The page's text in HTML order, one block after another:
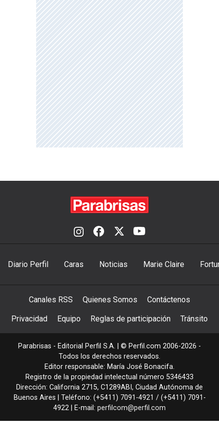
Diario Perfil Caras Noticias Marie Claire
Canales RSS Quienes Somos Contáctenos
Privacidad Equipo Reglas de participación Tránsito
Parabrisas - Editorial Perfil S.A. | © Perfil.com 2006-2026 -
Todos los derechos reservados.
Editor responsable: María José Bonacifa.
Registro de la propiedad intelectual número 5346433
Dirección: California 2715, C1289ABI , Ciudad Autónoma de
Buenos Aires | Teléfono: (+5411) 7091-4921 / (+5411) 7091-
4922 | E-mail: perfilcom@perfil.com